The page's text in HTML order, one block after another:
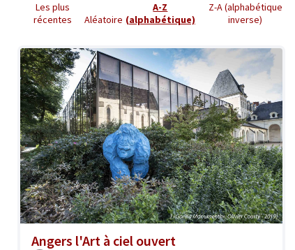
Les plus
récentes
Aléatoire
A-Z
(alphabétique)
Z-A (alphabétique
inverse)
Angers l'Art à ciel ouvert